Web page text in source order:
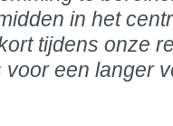
in het
tijdens onze
voor een langer